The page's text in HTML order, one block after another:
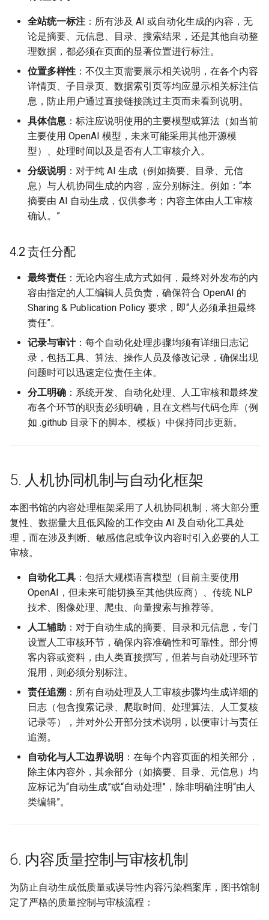
全站统一标注 ：所有涉及 AI 或自动化生成的内容，无
论是摘要、元信息、目录、搜索结果，还是其他自动整
理数据，都必须在页面的显著位置进行标注。
位置多样性 ：不仅主页需要展示相关说明，在各个内容
详情页、子目录页、数据索引页等均应显示相关标注信
息，防止用户通过直接链接跳过主页而未看到说明。
具体信息 ：标注应说明使用的主要模型或算法（如当前
主要使用 OpenAI 模型，未来可能采用其他开源模
型）、处理时间以及是否有人工审核介入。
分级说明 ：对于纯 AI 生成（例如摘要、目录、元信
息）与人机协同生成的内容，应分别标注。例如：“本
摘要由 AI 自动生成，仅供参考；内容主体由人工审核
确认。”
4.2 责任分配
最终责任：无论内容生成方式如何，最终对外发布的内
容由指定的人工编辑人员负责，确保符合 OpenAI 的
Sharing & Publication Policy 要求，即“人必须承担最终
责任”。
记录与审计：每个自动化处理步骤均须有详细日志记
录，包括工具、算法、操作人员及修改记录，确保出现
问题时可以迅速定位责任主体。
分工明确 ：系统开发、自动化处理、人工审核和最终发
布各个环节的职责必须明确，且在文档与代码仓库（例
如 .github 目录下的脚本、模板）中保持同步更新。
5. 人机协同机制与自动化框架
本图书馆的内容处理框架采用了人机协同机制，将大部分重
复性、数据量大且低风险的工作交由 AI 及自动化工具处
理，而在涉及判断、敏感信息或争议内容时引入必要的人工
审核。
自动化工具 ：包括大规模语言模型（目前主要使用
OpenAI，但未来可能切换至其他供应商）、传统 NLP
技术、图像处理、爬虫、向量搜索与推荐等。
人工辅助 ：对于自动生成的摘要、目录和元信息，专门
设置人工审核环节，确保内容准确性和可靠性。部分博
客内容或资料，由人类直接撰写，但若与自动处理环节
混用，则必须分别标注。
责任追溯 ：所有自动处理及人工审核步骤均生成详细的
日志（包含搜索记录、爬取时间、处理算法、人工复核
记录等），并对外公开部分技术说明，以便审计与责任
追溯。
自动化与人工边界说明 ：在每个内容页面的相关部分，
除主体内容外，其余部分（如摘要、目录、元信息）均
应标记为“自动生成”或“自动处理”，除非明确注明“由人
类编辑”。
6. 内容质量控制与审核机制
为防止自动生成低质量或误导性内容污染档案库，图书馆制
定了严格的质量控制与审核流程：